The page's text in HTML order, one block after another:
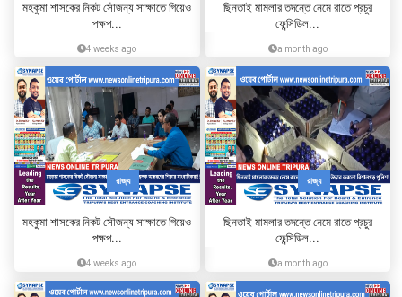
মহকুমা শাসকের নিকট সৌজন্য সাক্ষাতে গিয়েও
পক্ষপ...
4 weeks ago
ছিনতাই মামলার তদন্তে নেমে রাতে প্রচুর
ফেন্সিডিল...
a month ago
রাজ্য
মহকুমা শাসকের নিকট সৌজন্য সাক্ষাতে গিয়েও
পক্ষপ...
4 weeks ago
রাজ্য
ছিনতাই মামলার তদন্তে নেমে রাতে প্রচুর
ফেন্সিডিল...
a month ago